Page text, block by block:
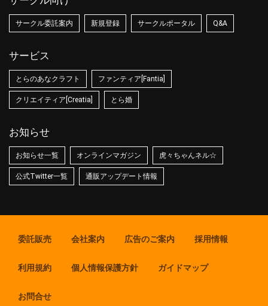
サークル委託案内 新規登録 サークルポータル Q&A
サービス
とらのあなクラフト ファンティア[Fantia]
クリエイティア[Creatia] とら婚
お知らせ
お知らせ一覧 オンラインマガジン 虎々ちゃんネル☆
公式Twitter一覧 通販アップデート情報
委託販売 会社案内 広告のご案内 採用情報
利用規約 個人情報保護方針 ガイドマップ
お問合せ